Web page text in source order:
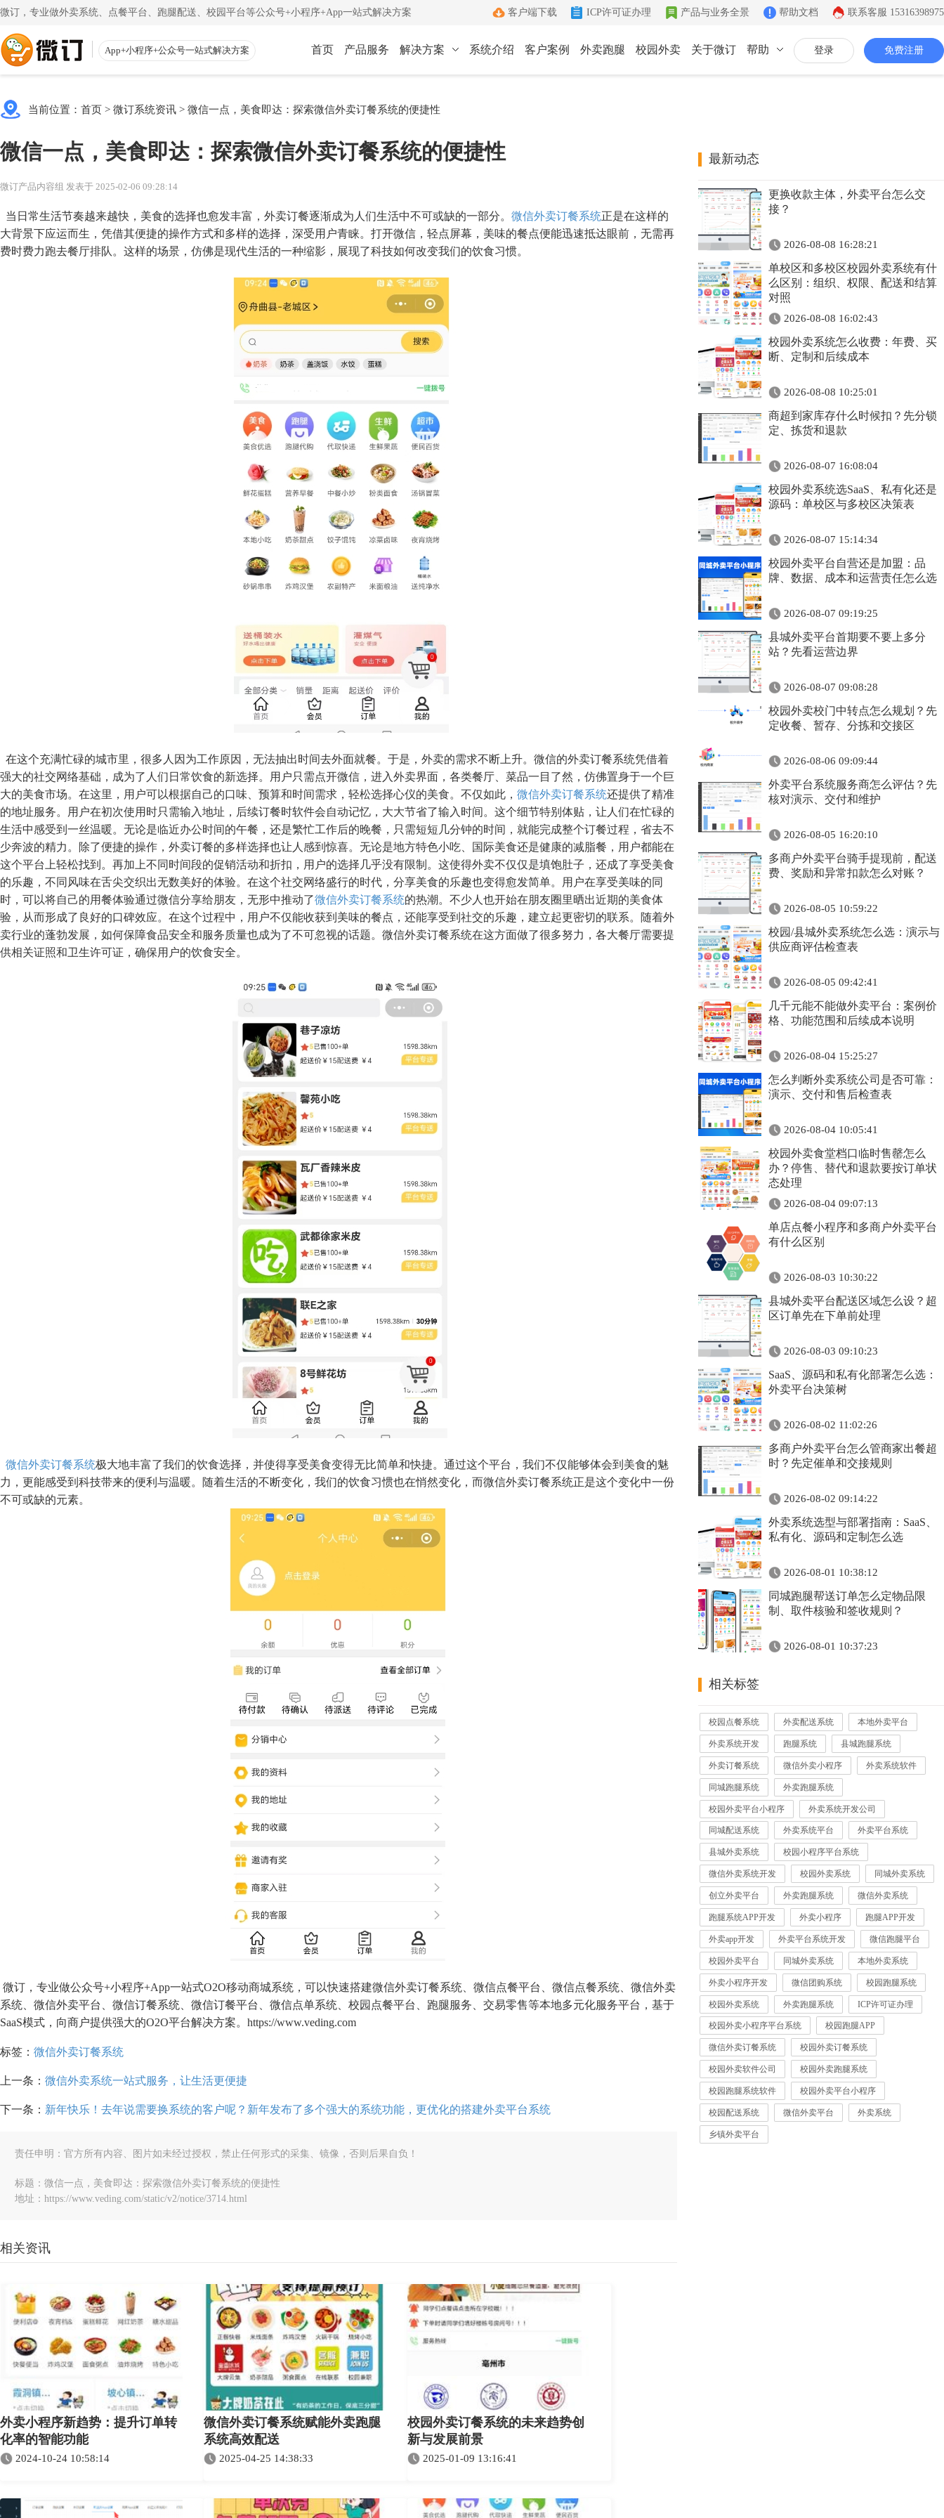
微订，专业做外卖系统、点餐平台、跑腿配送、校园平台等公众号+小程序+App一站式解决方案 联系客服 15316398975
帮助文档
产品与业务全景
ICP许可证办理
客户端下载
App+小程序+公众号一站式解决方案 登录 免费注册
首页 产品服务 解决方案
渠道 公众号 小程序
同城生活信息发布 连接你的客户和粉丝
系统介绍 客户案例 外卖跑腿 校园外卖 关于微订 帮助
使用教程
注册小程序和公众号帐号
初级教程
视频教程
一步一步视频讲解
App下载
手机端的管理客户端
云收银
店铺收银管家
微粉宝
双证联办一站式服务
办理流程
标准化六步流程
致力于移动互联网开发
有影响力的互联网企业
公司资质
证件齐全，安全放心
联系我们
7*12小时在线咨询
当前位置： 首页 > 微订系统资讯 > 微信一点，美食即达：探索微信外卖订餐系统的便捷性
微信一点，美食即达：探索微信外卖订餐系统的便捷性
微订产品内容组 发表于 2025-02-06 09:28:14
当日常生活节奏越来越快，美食的选择也愈发丰富，外卖订餐逐渐成为人们生活中不可或缺的一部分。 微信外卖订餐系统正是在这样的
大背景下应运而生，凭借其便捷的操作方式和多样的选择，深受用户青睐。打开微信，轻点屏幕，美味的餐点便能迅速抵达眼前，无需再
费时费力跑去餐厅排队。这样的场景，仿佛是现代生活的一种缩影，展现了科技如何改变我们的饮食习惯。
在这个充满忙碌的城市里，很多人因为工作原因，无法抽出时间去外面就餐。于是，外卖的需求不断上升。微信的外卖订餐系统凭借着
强大的社交网络基础，成为了人们日常饮食的新选择。用户只需点开微信，进入外卖界面，各类餐厅、菜品一目了然，仿佛置身于一个巨
大的美食市场。在这里，用户可以根据自己的口味、预算和时间需求，轻松选择心仪的美食。不仅如此， 微信外卖订餐系统还提供了精准
的地址服务。用户在初次使用时只需输入地址，后续订餐时软件会自动记忆，大大节省了输入时间。这个细节特别体贴，让人们在忙碌的
生活中感受到一丝温暖。无论是临近办公时间的午餐，还是繁忙工作后的晚餐，只需短短几分钟的时间，就能完成整个订餐过程，省去不
少奔波的精力。除了便捷的操作，外卖订餐的多样选择也让人感到惊喜。无论是地方特色小吃、国际美食还是健康的减脂餐，用户都能在
这个平台上轻松找到。再加上不同时间段的促销活动和折扣，用户的选择几乎没有限制。这使得外卖不仅仅是填饱肚子，还成了享受美食
的乐趣，不同风味在舌尖交织出无数美好的体验。在这个社交网络盛行的时代，分享美食的乐趣也变得愈发简单。用户在享受美味的同
时，可以将自己的用餐体验通过微信分享给朋友，无形中推动了微信外卖订餐系统的热潮。不少人也开始在朋友圈里晒出近期的美食体
验，从而形成了良好的口碑效应。在这个过程中，用户不仅能收获到美味的餐点，还能享受到社交的乐趣，建立起更密切的联系。随着外
卖行业的蓬勃发展，如何保障食品安全和服务质量也成为了不可忽视的话题。微信外卖订餐系统在这方面做了很多努力，各大餐厅需要提
供相关证照和卫生许可证，确保用户的饮食安全。
微信外卖订餐系统极大地丰富了我们的饮食选择，并使得享受美食变得无比简单和快捷。通过这个平台，我们不仅能够体会到美食的魅
力，更能感受到科技带来的便利与温暖。随着生活的不断变化，我们的饮食习惯也在悄然变化，而微信外卖订餐系统正是这个变化中一份
不可或缺的元素。
微订，专业做公众号+小程序+App一站式O2O移动商城系统，可以快速搭建微信外卖订餐系统、微信点餐平台、微信点餐系统、微信外卖
系统、微信外卖平台、微信订餐系统、微信订餐平台、微信点单系统、校园点餐平台、跑腿服务、交易零售等本地多元化服务平台，基于
SaaS模式，向商户提供强大的O2O平台解决方案。https://www.veding.com
标签： 微信外卖订餐系统
上一条： 微信外卖系统一站式服务，让生活更便捷
下一条： 新年快乐！去年说需要换系统的客户呢？新年发布了多个强大的系统功能，更优化的搭建外卖平台系统
责任申明：官方所有内容、图片如未经过授权，禁止任何形式的采集、镜像，否则后果自负！
标题：微信一点，美食即达：探索微信外卖订餐系统的便捷性
地址：https://www.veding.com/static/v2/notice/3714.html
相关资讯
外卖小程序新趋势：提升订单转
化率的智能功能
2024-10-24 10:58:14
微信外卖订餐系统赋能外卖跑腿
系统高效配送​
2025-04-25 14:38:33
校园外卖订餐系统的未来趋势创
新与发展前景
2025-01-09 13:16:41
最新动态
更换收款主体，外卖平台怎么交
接？
2026-08-08 16:28:21
单校区和多校区校园外卖系统有什
么区别：组织、权限、配送和结算
对照
2026-08-08 16:02:43
校园外卖系统怎么收费：年费、买
断、定制和后续成本
2026-08-08 10:25:01
商超到家库存什么时候扣？先分锁
定、拣货和退款
2026-08-07 16:08:04
校园外卖系统选SaaS、私有化还是
源码：单校区与多校区决策表
2026-08-07 15:14:34
校园外卖平台自营还是加盟：品
牌、数据、成本和运营责任怎么选
2026-08-07 09:19:25
县城外卖平台首期要不要上多分
站？先看运营边界
2026-08-07 09:08:28
校园外卖校门中转点怎么规划？先
定收餐、暂存、分拣和交接区
2026-08-06 09:09:44
外卖平台系统服务商怎么评估？先
核对演示、交付和维护
2026-08-05 16:20:10
多商户外卖平台骑手提现前，配送
费、奖励和异常扣款怎么对账？
2026-08-05 10:59:22
校园/县城外卖系统怎么选：演示与
供应商评估检查表
2026-08-05 09:42:41
几千元能不能做外卖平台：案例价
格、功能范围和后续成本说明
2026-08-04 15:25:27
怎么判断外卖系统公司是否可靠：
演示、交付和售后检查表
2026-08-04 10:05:41
校园外卖食堂档口临时售罄怎么
办？停售、替代和退款要按订单状
态处理
2026-08-04 09:07:13
单店点餐小程序和多商户外卖平台
有什么区别
2026-08-03 10:30:22
县城外卖平台配送区域怎么设？超
区订单先在下单前处理
2026-08-03 09:10:23
SaaS、源码和私有化部署怎么选：
外卖平台决策树
2026-08-02 11:02:26
多商户外卖平台怎么管商家出餐超
时？先定催单和交接规则
2026-08-02 09:14:22
外卖系统选型与部署指南：SaaS、
私有化、源码和定制怎么选
2026-08-01 10:38:12
同城跑腿帮送订单怎么定物品限
制、取件核验和签收规则？
2026-08-01 10:37:23
相关标签
校园点餐系统 外卖配送系统 本地外卖平台
外卖系统开发 跑腿系统 县城跑腿系统
外卖订餐系统 微信外卖小程序 外卖系统软件
同城跑腿系统 外卖跑腿系统
校园外卖平台小程序 外卖系统开发公司
同城配送系统 外卖系统平台 外卖平台系统
县城外卖系统 校园小程序平台系统
微信外卖系统开发 校园外卖系统 同城外卖系统
创立外卖平台 外卖跑腿系统 微信外卖系统
跑腿系统APP开发 外卖小程序 跑腿APP开发
外卖app开发 外卖平台系统开发 微信跑腿平台
校园外卖平台 同城外卖系统 本地外卖系统
外卖小程序开发 微信团购系统 校园跑腿系统
校园外卖系统 外卖跑腿系统 ICP许可证办理
校园外卖小程序平台系统 校园跑腿APP
微信外卖订餐系统 校园外卖订餐系统
校园外卖软件公司 校园外卖跑腿系统
校园跑腿系统软件 校园外卖平台小程序
校园配送系统 微信外卖平台 外卖系统
乡镇外卖平台